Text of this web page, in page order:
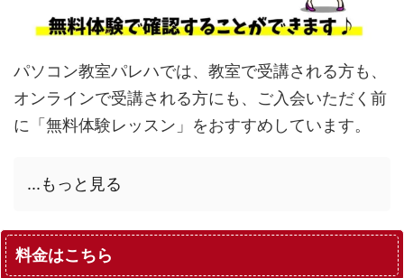
パソコン教室パレハでは、教室で受講される方も、
オンラインで受講される方にも、ご入会いただく前
に「無料体験レッスン」をおすすめしています。
...もっと見る
料金はこちら